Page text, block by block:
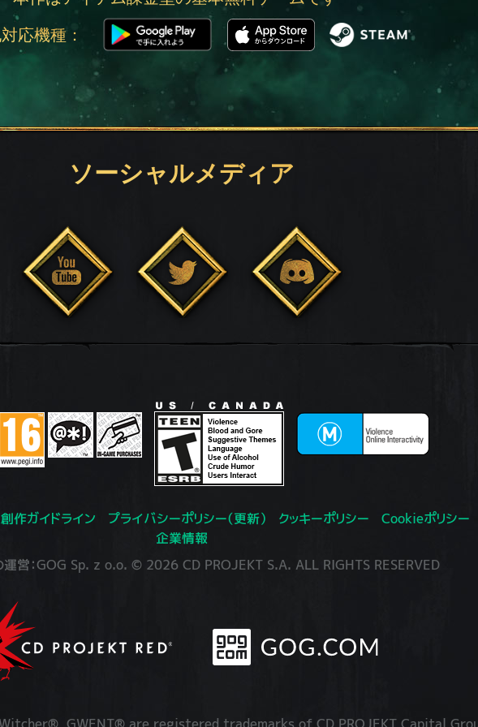
応機種：
ソーシャルメディア
作ガイドライン プライバシーポリシー（更新） クッキーポリシー Cookieポリシー
企業情報
運営：GOG Sp. z o.o. © 2026 CD PROJEKT S.A. ALL RIGHTS RESERVED